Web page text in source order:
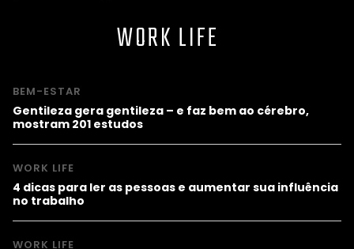
WORK LIFE
BEM-ESTAR
Gentileza gera gentileza – e faz bem ao cérebro,
mostram 201 estudos
WORK LIFE
4 dicas para ler as pessoas e aumentar sua influência
no trabalho
WORK LIFE